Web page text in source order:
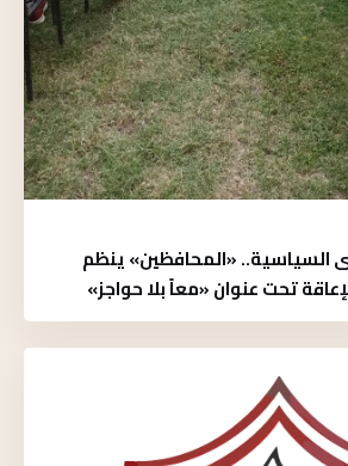
السياسية.. «المحافظين» ينظم
تحت عنوان «معاً بلا حواجز»